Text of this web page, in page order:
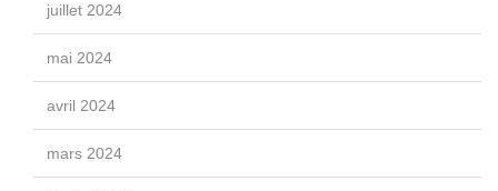
juillet 2024
mai 2024
avril 2024
mars 2024